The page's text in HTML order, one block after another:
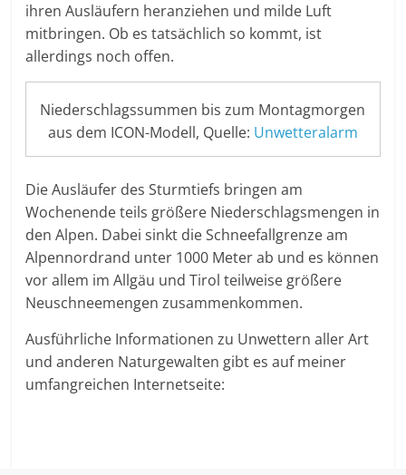
ihren Ausläufern heranziehen und milde Luft
mitbringen. Ob es tatsächlich so kommt, ist
allerdings noch offen.
Niederschlagssummen bis zum Montagmorgen
aus dem ICON-Modell, Quelle: Unwetteralarm
Die Ausläufer des Sturmtiefs bringen am
Wochenende teils größere Niederschlagsmengen in
den Alpen. Dabei sinkt die Schneefallgrenze am
Alpennordrand unter 1000 Meter ab und es können
vor allem im Allgäu und Tirol teilweise größere
Neuschneemengen zusammenkommen.
Ausführliche Informationen zu Unwettern aller Art
und anderen Naturgewalten gibt es auf meiner
umfangreichen Internetseite: